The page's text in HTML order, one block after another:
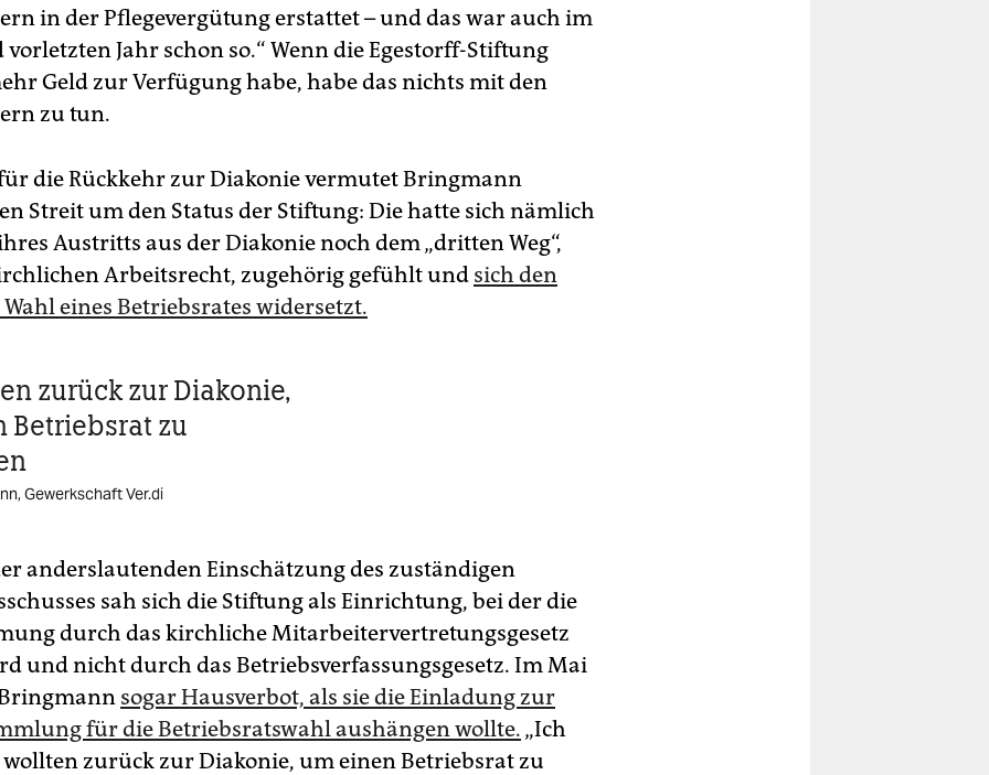
in der Pflegevergütung erstattet – und das war auch im
Jahr schon so.“ Wenn die Egestorff-Stiftung
Geld zur Verfügung habe, habe das nichts mit den
zu tun.
die Rückkehr zur Diakonie vermutet Bringmann
Streit um den Status der Stiftung: Die hatte sich nämlich
Austritts aus der Diakonie noch dem „dritten Weg“,
Arbeitsrecht, zugehörig gefühlt und sich den
eines Betriebsrates widersetzt.
zurück zur Diakonie,
Betriebsrat zu
Gewerkschaft Ver.di
anderslautenden Einschätzung des zuständigen
sah sich die Stiftung als Einrichtung, bei der die
durch das kirchliche Mitarbeitervertretungsgesetz
und nicht durch das Betriebsverfassungsgesetz. Im Mai
sogar Hausverbot, als sie die Einladung zur
für die Betriebsratswahl aushängen wollte. „Ich
wollten zurück zur Diakonie, um einen Betriebsrat zu